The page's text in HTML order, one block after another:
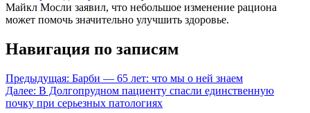
Майкл Мосли заявил, что небольшое изменение рациона
может помочь значительно улучшить здоровье.
Навигация по записям
Предыдущая: Барби — 65 лет: что мы о ней знаем
Далее: В Долгопрудном пациенту спасли единственную
почку при серьезных патологиях